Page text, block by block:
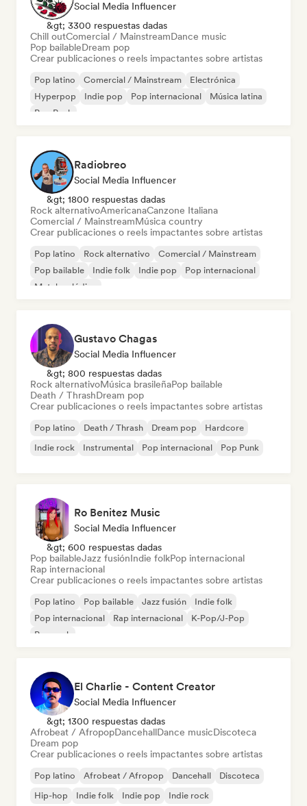
Social Media Influencer
&gt; 3300 respuestas dadas
Chill outComercial / MainstreamDance music
Pop bailableDream pop
Crear publicaciones o reels impactantes sobre artistas
Pop latino Comercial / Mainstream
Electrónica
Hyperpop
Indie pop Pop internacional
Música latina
Pop Punk
Radiobreo
Social Media Influencer
&gt; 1800 respuestas dadas
Rock alternativoAmericanaCanzone Italiana
Comercial / MainstreamMúsica country
Crear publicaciones o reels impactantes sobre artistas
Pop latino Rock alternativo
Comercial / Mainstream
Pop bailable
Indie folk Indie pop
Pop internacional
Metal melódico
Gustavo Chagas
Social Media Influencer
&gt; 800 respuestas dadas
Rock alternativoMúsica brasileñaPop bailable
Death / ThrashDream pop
Crear publicaciones o reels impactantes sobre artistas
Pop latino Death / Thrash Dream pop
Hardcore
Indie rock
Instrumental Pop internacional Pop Punk
Ro Benitez Music
Social Media Influencer
&gt; 600 respuestas dadas
Pop bailableJazz fusiónIndie folkPop internacional
Rap internacional
Crear publicaciones o reels impactantes sobre artistas
Pop latino Pop bailable Jazz fusión
Indie folk
Pop internacional
Rap internacional
K-Pop/J-Pop
Pop rock
El Charlie - Content Creator
Social Media Influencer
&gt; 1300 respuestas dadas
Afrobeat / AfropopDancehallDance musicDiscoteca
Dream pop
Crear publicaciones o reels impactantes sobre artistas
Pop latino Afrobeat / Afropop Dancehall
Discoteca
Hip-hop
Indie folk Indie pop Indie rock